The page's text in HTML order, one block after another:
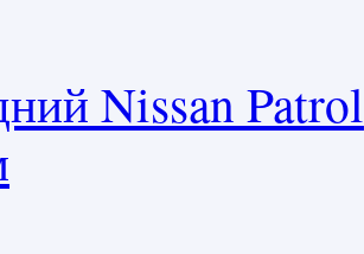
Nissan Patrol